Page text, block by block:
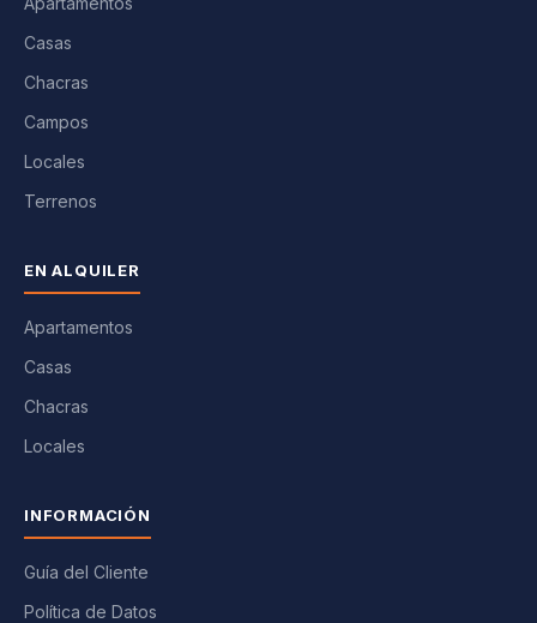
Casas
Chacras
Campos
Locales
Terrenos
EN ALQUILER
Apartamentos
Casas
Chacras
Locales
INFORMACIÓN
Guía del Cliente
Política de Datos